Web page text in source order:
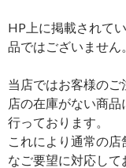
HP上に掲載されて
品ではございません。
当店ではお客様の
店の在庫がない商
行っております。
これにより通常の
なご要望に対応して